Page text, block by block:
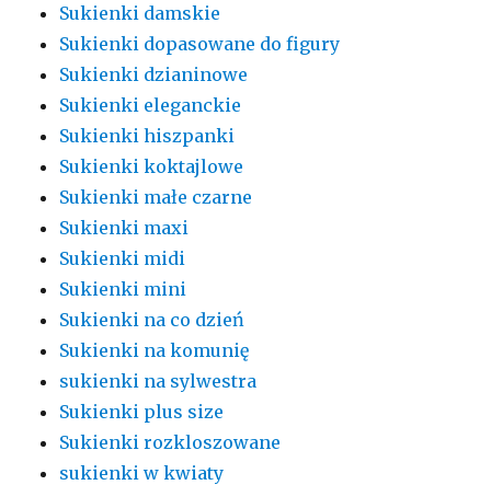
Sukienki damskie
Sukienki dopasowane do figury
Sukienki dzianinowe
Sukienki eleganckie
Sukienki hiszpanki
Sukienki koktajlowe
Sukienki małe czarne
Sukienki maxi
Sukienki midi
Sukienki mini
Sukienki na co dzień
Sukienki na komunię
sukienki na sylwestra
Sukienki plus size
Sukienki rozkloszowane
sukienki w kwiaty